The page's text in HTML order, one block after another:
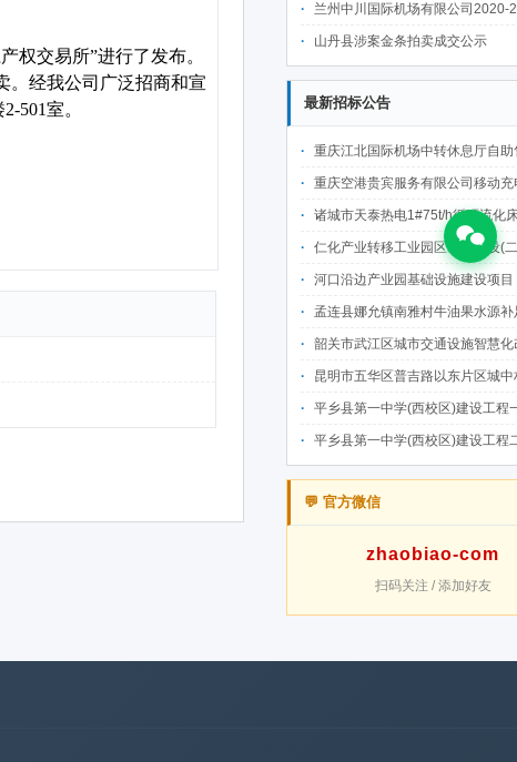
兰州中川国际机场有限公司2020-2021年报废资产拍卖
山丹县涉案金条拍卖成交公示
最新招标公告
重庆江北国际机场中转休息厅自助售卖机点位公开招
重庆空港贵宾服务有限公司移动充电宝点位资源公开
诸城市天泰热电1#75t/h循环流化床锅炉及配套设施升级改造项目（设计施工一体
仁化产业转移工业园区基础建设(二期)一韶关仁化产业园区工业二路道路及桥梁(西侧扩园段)建设
河口沿边产业园基础设施建设项目（二期）设计施工总承包（EPC）(三次
孟连县娜允镇南雅村牛油果水源补足提质增效建设项目
韶关市武江区城市交通设施智慧化改造提升项目-基础建设工程（一期）A标段施
昆明市五华区普吉路以东片区城中村改造项目（一期）A7、A-4-2地块安置房项目供配电设计施工一体化
平乡县第一中学(西校区)建设工程一标段施工
平乡县第一中学(西校区)建设工程二标段施工
💬 官方微信
zhaobiao-com
扫码关注 / 添加好友